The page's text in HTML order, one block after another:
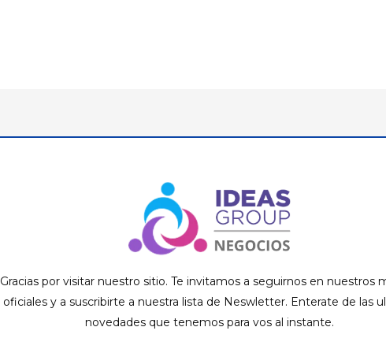
Gracias por visitar nuestro sitio. Te invitamos a seguirnos en nuestros
oficiales y a suscribirte a nuestra lista de Neswletter. Enterate de las
novedades que tenemos para vos al instante.